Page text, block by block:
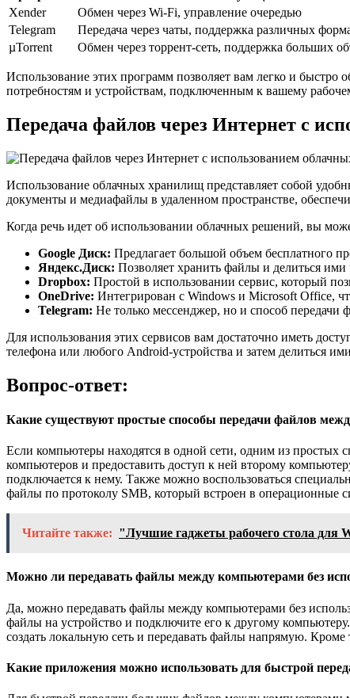
Xender
Обмен через Wi-Fi, управление очередью
Telegram
Передача через чаты, поддержка различных
µTorrent
Обмен через торрент-сеть, поддержка больших
Использование этих программ позволяет вам легко и
потребностям и устройствам, подключенным к вашему
Передача файлов через Интернет с
Использование облачных хранилищ представляет собой
документы и медиафайлы в удаленном пространстве,
Когда речь идет об использовании облачных решений, вы
Google Диск: Предлагает большой объем бесплатного
Яндекс.Диск: Позволяет хранить файлы и делиться
Dropbox: Простой в использовании сервис, который
OneDrive: Интегрирован с Windows и Microsoft Office,
Telegram: Не только мессенджер, но и способ передачи
Для использования этих сервисов вам достаточно иметь
телефона или любого Android-устройства и затем делиться
Вопрос-ответ:
Какие существуют простые способы передачи файлов
Если компьютеры находятся в одной сети, одним из простых
компьютеров и предоставить доступ к ней второму
подключается к нему. Также можно воспользоваться
файлы по протоколу SMB, который встроен в операционные
Читайте также: "Лучшие гаджеты рабочего стола для
Можно ли передавать файлы между компьютерами без
Да, можно передавать файлы между компьютерами без
файлы на устройство и подключите его к другому
создать локальную сеть и передавать файлы напрямую.
Какие приложения можно использовать для быстрой